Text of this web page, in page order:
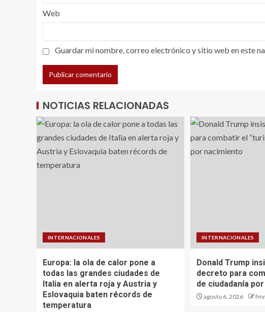
Web
Guardar mi nombre, correo electrónico y sitio web en este
NOTICIAS RELACIONADAS
INTERNACIONALES
Europa: la ola de calor pone a
todas las grandes ciudades de
Italia en alerta roja y Austria y
Eslovaquia baten récords de
temperatura
INTERNACIONALES
Donald Trump
decreto para
de ciudadanía
agosto 6, 2026